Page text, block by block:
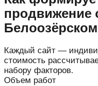
продвижение
Белоозёрском
Каждый сайт —
стоимость
набору факторов.
Объем работ